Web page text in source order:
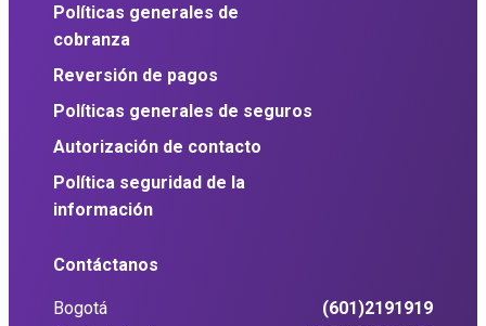
Políticas generales de
cobranza
Reversión de pagos
Políticas generales de seguros
Autorización de contacto
Política seguridad de la
información
Contáctanos
Bogotá
(601)2191919